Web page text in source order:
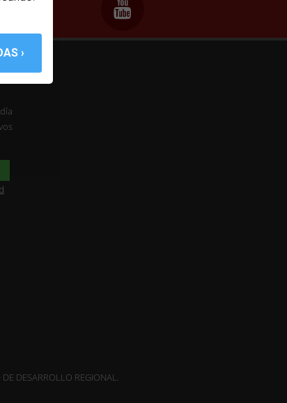
DESARROLLO REGIONAL.